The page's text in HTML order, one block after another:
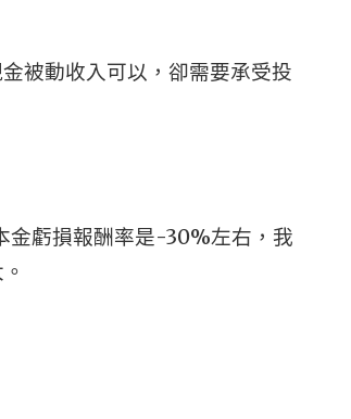
被動收入可以，卻需要承受投
金虧損報酬率是-30%左右，我